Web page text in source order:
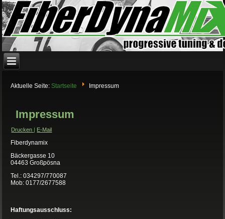
Aktuelle Seite:Startseite Impressum
Impressum
Drucken | E-Mail
Fiberdynamix
Bäckergasse 10
04463 Großpösna
Tel.: 034297/770087
Mob: 0177/2677588
Haftungsausschluss: